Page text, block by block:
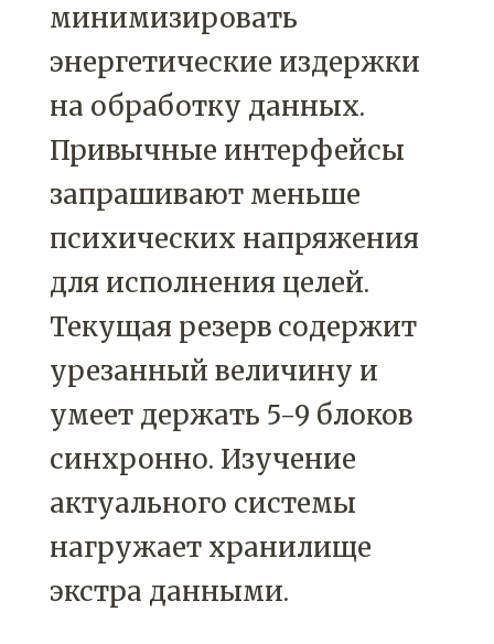
минимизировать
энергетические издержки
на обработку данных.
Привычные интерфейсы
запрашивают меньше
психических напряжения
для исполнения целей.
Текущая резерв содержит
урезанный величину и
умеет держать 5-9 блоков
синхронно. Изучение
актуального системы
нагружает хранилище
экстра данными.